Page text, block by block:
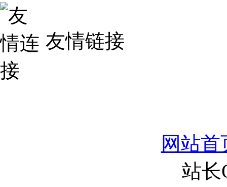
友情链接
网站首
站